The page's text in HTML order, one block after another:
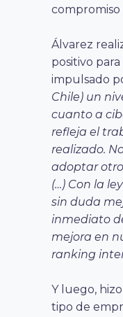
compromiso
Álvarez
positivo
impulsado
Chile) un
cuanto a
refleja el
realizado.
adoptar
(…) Con la
sin duda
inmediato
mejora en
ranking
Y luego,
tipo de